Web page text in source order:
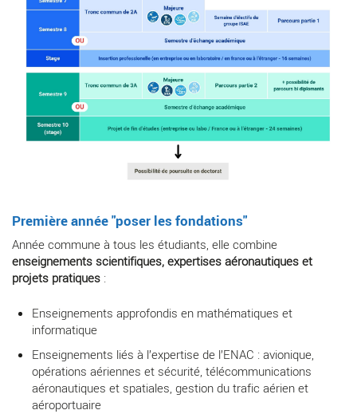
Première année "poser les fondations"
Année commune à tous les étudiants, elle combine
enseignements scientifiques, expertises aéronautiques et
projets pratiques :
Enseignements approfondis en mathématiques et
informatique
Enseignements liés à l’expertise de l’ENAC : avionique,
opérations aériennes et sécurité, télécommunications
aéronautiques et spatiales, gestion du trafic aérien et
aéroportuaire